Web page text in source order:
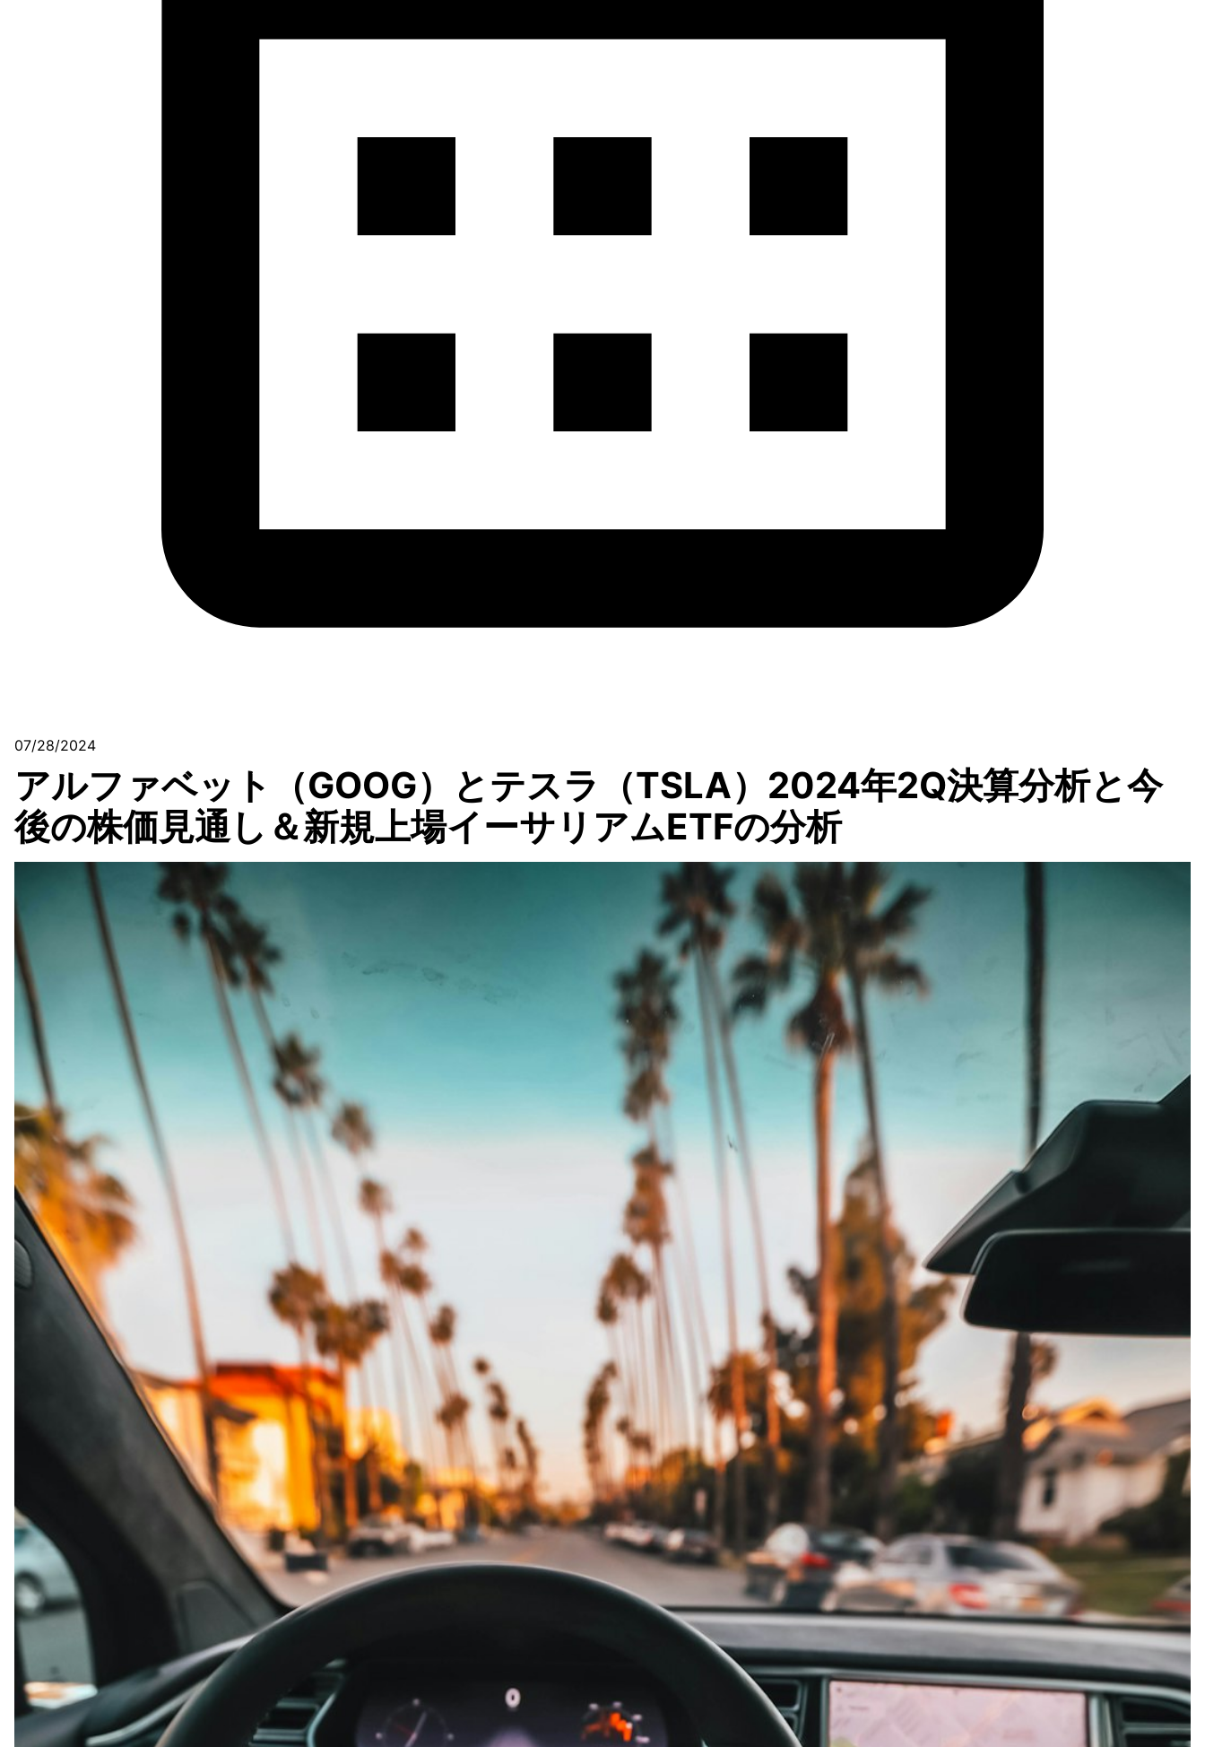
07/28/2024
アルファベット（GOOG）とテスラ（TSLA）2024年2Q決算分析と今
後の株価見通し＆新規上場イーサリアムETFの分析